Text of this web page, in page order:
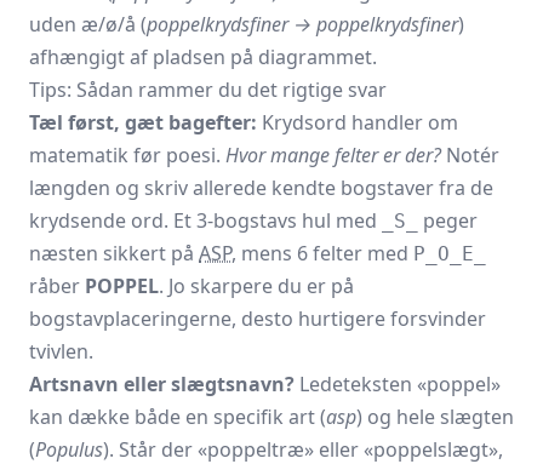
uden æ/ø/å (poppelkrydsfiner → poppelkrydsfiner)
afhængigt af pladsen på diagrammet.
Tips: Sådan rammer du det rigtige svar
Tæl først, gæt bagefter: Krydsord handler om
matematik før poesi. Hvor mange felter er der?Notér
længden og skriv allerede kendte bogstaver fra de
krydsende ord. Et 3-bogstavs hul med
_S_
peger
næsten sikkert på ASP, mens 6 felter med P_O_E_
råber POPPEL. Jo skarpere du er på
bogstavplaceringerne, desto hurtigere forsvinder
tvivlen.
Artsnavn eller slægtsnavn? Ledeteksten «poppel»
kan dække både en specifik art (asp) og hele slægten
(Populus). Står der «poppeltræ» eller «poppelslægt»,